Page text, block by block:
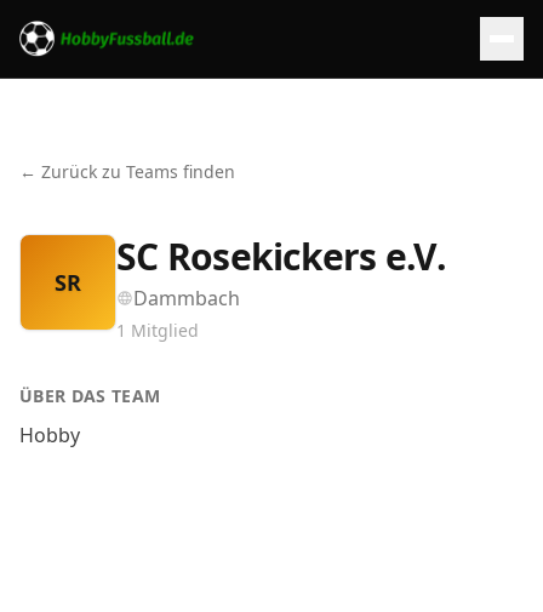
← Zurück zu Teams finden
SR
SC Rosekickers e.V.
Dammbach
1 Mitglied
ÜBER DAS TEAM
Hobby